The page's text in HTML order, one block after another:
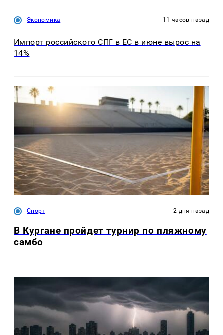
Экономика 11 часов назад
Импорт российского СПГ в ЕС в июне вырос на
14%
Спорт 2 дня назад
В Кургане пройдет турнир по пляжному
самбо